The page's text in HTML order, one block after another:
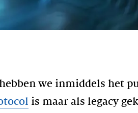
we inmiddels het
is maar als legacy